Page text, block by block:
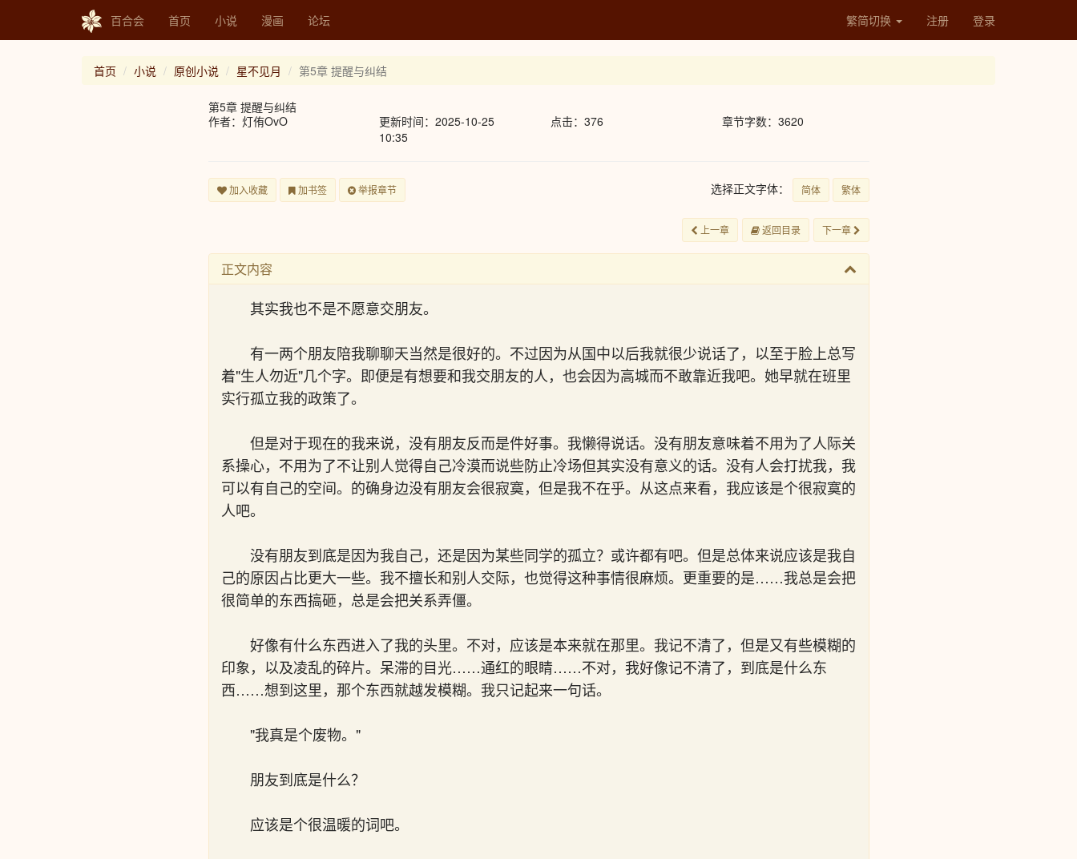
百合会 首页 小说 漫画 论坛 繁简切换 注册 登录
首页 小说 原创小说 星不见月 第5章 提醒与纠结
第5章 提醒与纠结
作者：灯侑OvO
更新时间：2025-10-25
10:35
点击：376 章节字数：3620
加入收藏 加书签 举报章节 选择正文字体： 简体 繁体
上一章 返回目录 下一章
正文内容
其实我也不是不愿意交朋友。
有一两个朋友陪我聊聊天当然是很好的。不过因为从国中以后我就很少说话了，以至于脸上总写
着"生人勿近"几个字。即便是有想要和我交朋友的人，也会因为高城而不敢靠近我吧。她早就在班里
实行孤立我的政策了。
但是对于现在的我来说，没有朋友反而是件好事。我懒得说话。没有朋友意味着不用为了人际关
系操心，不用为了不让别人觉得自己冷漠而说些防止冷场但其实没有意义的话。没有人会打扰我，我
可以有自己的空间。的确身边没有朋友会很寂寞，但是我不在乎。从这点来看，我应该是个很寂寞的
人吧。
没有朋友到底是因为我自己，还是因为某些同学的孤立？或许都有吧。但是总体来说应该是我自
己的原因占比更大一些。我不擅长和别人交际，也觉得这种事情很麻烦。更重要的是……我总是会把
很简单的东西搞砸，总是会把关系弄僵。
好像有什么东西进入了我的头里。不对，应该是本来就在那里。我记不清了，但是又有些模糊的
印象，以及凌乱的碎片。呆滞的目光……通红的眼睛……不对，我好像记不清了，到底是什么东
西……想到这里，那个东西就越发模糊。我只记起来一句话。
"我真是个废物。"
朋友到底是什么？
应该是个很温暖的词吧。